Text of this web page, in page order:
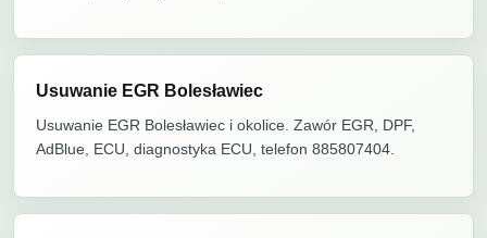
Usuwanie EGR Bolesławiec
Usuwanie EGR Bolesławiec i okolice. Zawór EGR, DPF,
AdBlue, ECU, diagnostyka ECU, telefon 885807404.